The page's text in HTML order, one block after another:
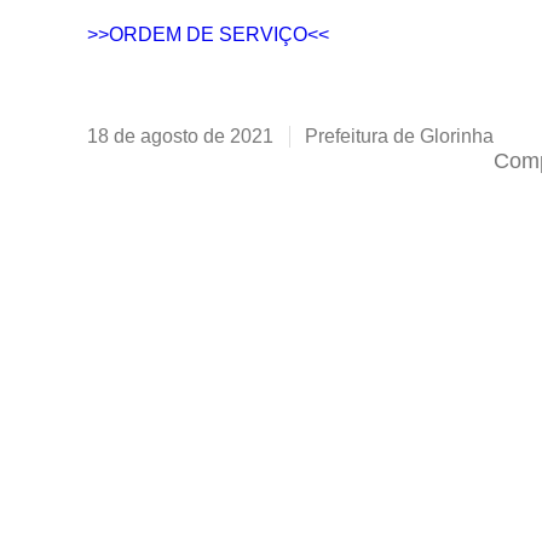
>>ORDEM DE SERVIÇO<<
18 de agosto de 2021 Prefeitura de Glorinha